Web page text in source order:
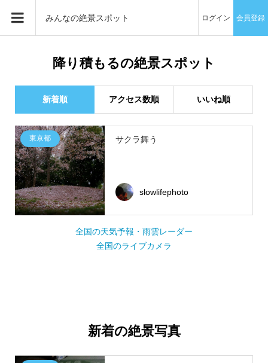
みんなの絶景スポット ログイン 会員登録
降り積もるの絶景スポット
新着順 アクセス数順 いいね順
東京都 サクラ舞う
slowlifephoto
全国の天気予報・雨雲レーダー
全国のライブカメラ
新着の絶景写真